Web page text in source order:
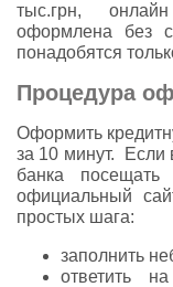
тыс.грн,
оформлена без
понадобятся
Процедура
Оформить
за 10 минут. Если
банка
официальный
простых шага:
заполнить
ответить